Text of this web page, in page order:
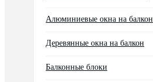
Алюминиевые окна на балкон
Деревянные окна на балкон
Балконные блоки